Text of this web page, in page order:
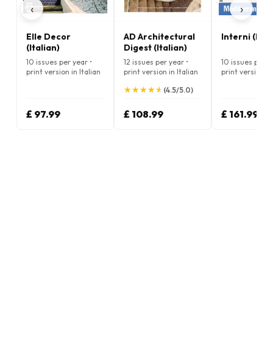
‹
Elle Decor
(Italian)
10 issues per year •
print version in Italian
£ 97.99
AD Architectural
Digest (Italian)
12 issues per year •
print version in Italian
★
★★
★★
★★
★★
★ (4.5/5.0)
£ 108.99
Interni
10 issues per
print version
£ 161.99
›